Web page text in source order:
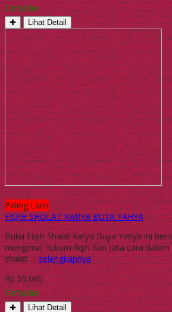
Tersedia
✚ Lihat Detail
Paling Laris
FIQIH SHOLAT KARYA BUYA YAHYA
Buku Fiqih Shalat karya Buya Yahya ini
mengenai hukum fiqih dan tata cara
shalat….selengkapnya
Rp 59.000
Tersedia
✚ Lihat Detail